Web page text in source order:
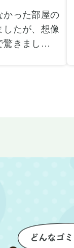
かった部屋の
したが、想像
きました。
た。
が必要なもの
めることがで